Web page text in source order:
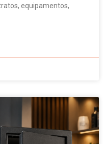
equipamentos,